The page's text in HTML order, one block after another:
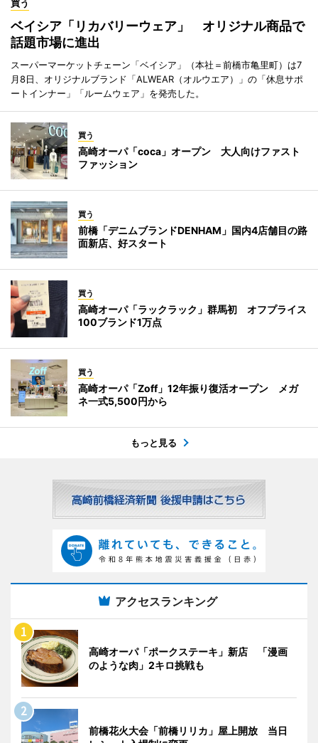
買う
ベイシア「リカバリーウェア」 オリジナル商品で
話題市場に進出
スーパーマーケットチェーン「ベイシア」（本社＝前橋市亀里町）は7
月8日、オリジナルブランド「ALWEAR（オルウエア）」の「休息サポ
ートインナー」「ルームウェア」を発売した。
買う
高崎オーパ「coca」オープン 大人向けファスト
ファッション
買う
前橋「デニムブランドDENHAM」国内4店舗目の路
面新店、好スタート
買う
高崎オーパ「ラックラック」群馬初 オフプライス
100ブランド1万点
買う
高崎オーパ「Zoff」12年振り復活オープン メガ
ネ一式5,500円から
もっと見る
アクセスランキング
高崎オーパ「ポークステーキ」新店 「漫画
のような肉」2キロ挑戦も
前橋花火大会「前橋リリカ」屋上開放 当日